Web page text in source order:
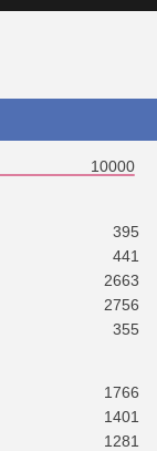
10000
395
441
2663
2756
355
1766
1401
1281